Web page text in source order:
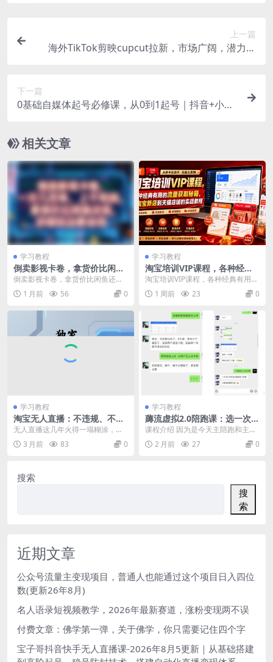
上一篇
海外TikTok剪映cupcut拉新，市场广阔，潜力巨
下一篇
0基础自媒体起号必修课，从0到1起号｜抖音+小红
相关文章
学习教程
倒卖影视卡卷，拿货价比闲鱼
还低，一天几百单，单日1k
+利润，详细玩法教会你【揭
秘】
倒卖影视卡卷，拿货价比闲鱼还
低，一天几百单，单日1k+利润，详
细玩法教会你【揭秘...
1 月前 56 0
学习教程
淘宝培训VIP课程，各种经典
有用的流量获取秘籍，从淘宝
新店到天猫店铺的实战教程(更
新7月29日)
淘宝培训VIP课程，各种经典有用的
流量获取秘籍，从淘宝新店到天猫
店铺的实战教程（...
1 周前 23 0
学习教程
淘宝无人直播：不违规、不封
号，直播35小时狂卖13万，全
年都是旺季，还能批量矩阵操
作
无人直播这几年火得一塌糊涂，但
从25年开始，只有淘宝还能做！ 抖
音、快手的无人直...
3 月前 83 0
学习教程
薅流虚拟2.0陪跑课：选一次品
淘宝闲鱼同步卖，日入100-20
0纯利，0成本AI流程化操作
课程介绍 因为是今天主陪跑和主自
营的项目，刚刚第一期反馈还不
错，也在学员交付过程...
2 月前 27 0
搜索
搜
索
近期文章
公众号流量主变现项目，普通人也能通过这个项目日入四位
数(更新26年8月)
名人语录短视频教学，2026年最新赛道，涨粉变现两不误
付费文章：佛学第一弹，关于佛学，你只需要记住四个字
宝子哥抖音快手无人直播课-2026年8月5更新｜从基础搭建